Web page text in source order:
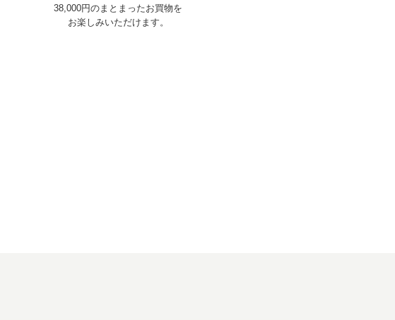
38,000円のまとまったお買物を
お楽しみいただけます。